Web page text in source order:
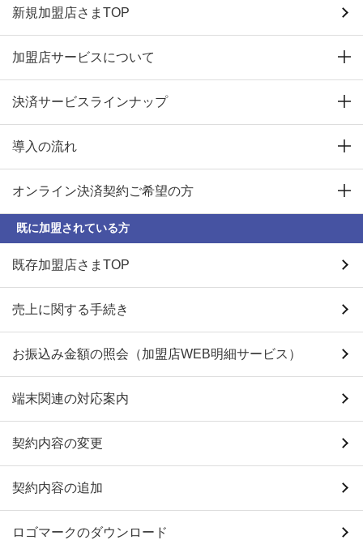
新規加盟店さまTOP
加盟店サービスについて
決済サービスラインナップ
導入の流れ
オンライン決済契約ご希望の方
既に加盟されている方
既存加盟店さまTOP
売上に関する手続き
お振込み金額の照会（加盟店WEB明細サービス）
端末関連の対応案内
契約内容の変更
契約内容の追加
ロゴマークのダウンロード